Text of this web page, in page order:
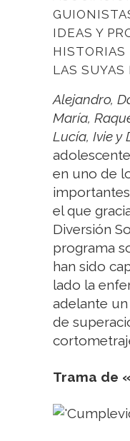
IDEAS Y
HISTORIAS
LAS SUYAS
Alejandro,
María,
Lucía, Ivie y
en uno de
el que
Diversión
programa
han sido
lado la
adelante
de
Trama de